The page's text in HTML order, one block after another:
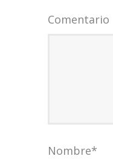
Comentario
Nombre*